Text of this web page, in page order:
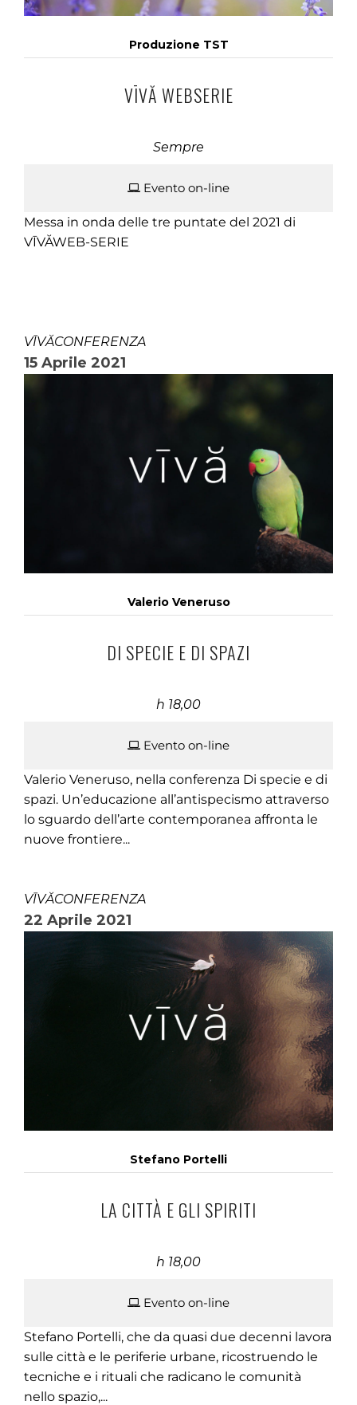
Produzione TST
VĪVĂ WEBSERIE
Sempre
Evento on-line
Messa in onda delle tre puntate del 2021 di
VĪVĂWEB-SERIE
VĪVĂCONFERENZA
15 Aprile 2021
Valerio Veneruso
DI SPECIE E DI SPAZI
h 18,00
Evento on-line
Valerio Veneruso, nella conferenza Di specie e di
spazi. Un’educazione all’antispecismo attraverso
lo sguardo dell’arte contemporanea affronta le
nuove frontiere...
VĪVĂCONFERENZA
22 Aprile 2021
Stefano Portelli
LA CITTÀ E GLI SPIRITI
h 18,00
Evento on-line
Stefano Portelli, che da quasi due decenni lavora
sulle città e le periferie urbane, ricostruendo le
tecniche e i rituali che radicano le comunità
nello spazio,...